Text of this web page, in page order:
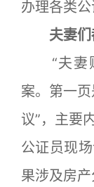
办理各类
夫妻
“夫妻财
案。第一
议”，主要
公证员现
果涉及房产